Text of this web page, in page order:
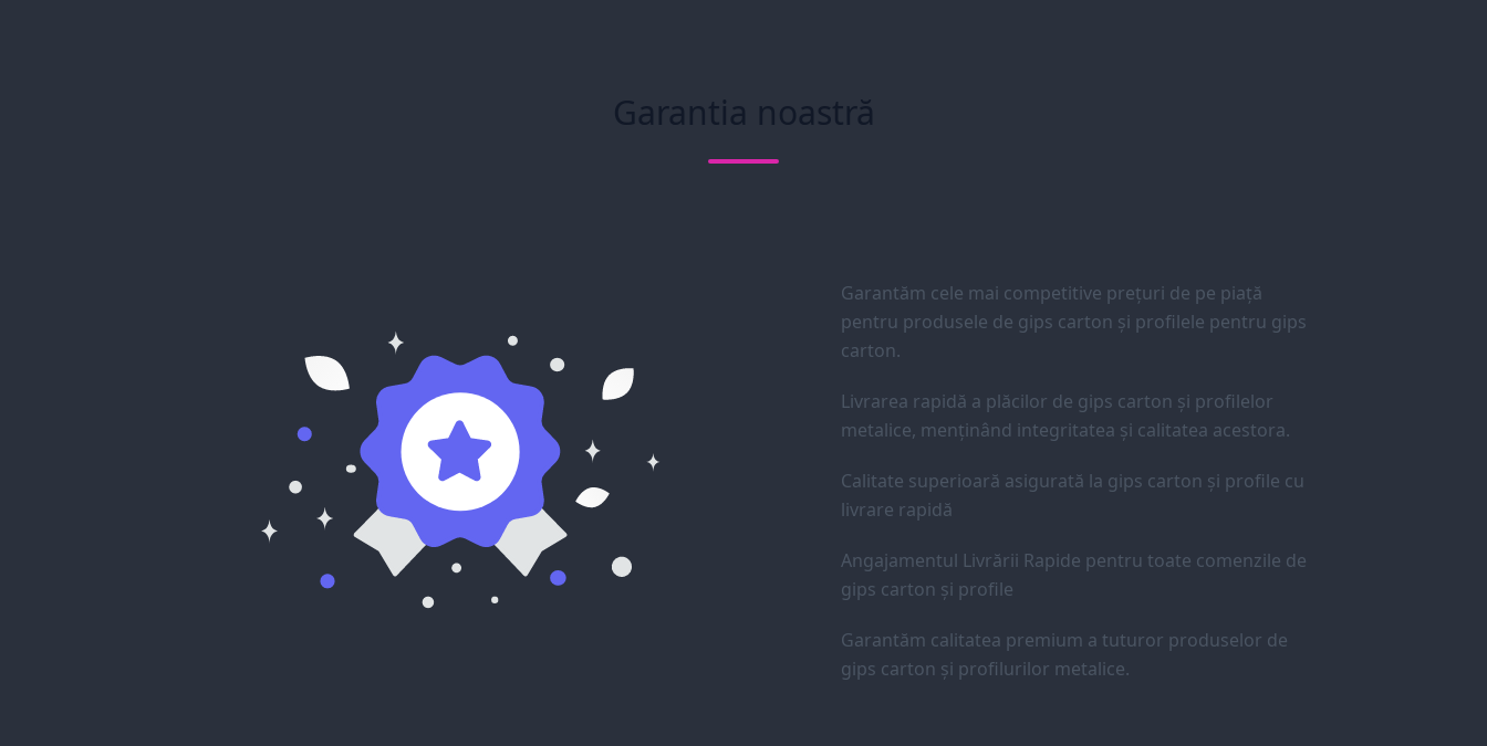
Garantia noastră
Garantăm cele mai competitive prețuri de pe piață
pentru produsele de gips carton și profilele pentru gips
carton.
Livrarea rapidă a plăcilor de gips carton și profilelor
metalice, menținând integritatea și calitatea acestora.
Calitate superioară asigurată la gips carton și profile cu
livrare rapidă
Angajamentul Livrării Rapide pentru toate comenzile de
gips carton și profile
Garantăm calitatea premium a tuturor produselor de
gips carton și profilurilor metalice.